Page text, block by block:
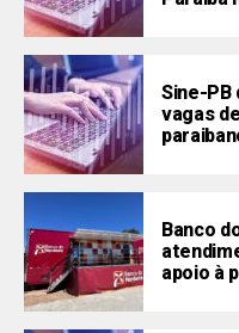
Sine-PB
vagas
Banco
apoio à